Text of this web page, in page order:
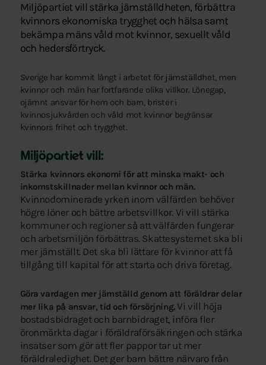
Miljöpartiet vill stärka jämställdheten, förbättra
kvinnors ekonomiska trygghet och hälsa samt
bekämpa mäns våld mot kvinnor, sexuellt våld
och hedersförtryck.
Sverige har kommit långt i arbetet för jämställdhet, men
kvinnor och män har fortfarande olika villkor. Lönegap,
ojämnt ansvar för hem och barn, brister i
kvinnosjukvården och våld mot kvinnor begränsar
kvinnors frihet och trygghet.
Miljöpartiet vill:
Stärka kvinnors ekonomi för att minska makt- och
inkomstskillnader mellan kvinnor och män.
Kvinnodominerade yrken inom välfärden behöver
högre löner och bättre arbetsvillkor. Vi vill stärka
kommuner och regioner så att välfärden fungerar
och arbetsmiljön förbättras. Skattesystemet ska bli
mer jämställt. Det ska bli lättare för kvinnor att få
tillgång till kapital för att starta och driva företag.
Göra vardagen mer jämställd genom att föräldrar delar
mer lika på ansvar, tid och försörjning. Vi vill höja
bostadsbidraget och barnbidraget, införa fler
öronmärkta dagar i föräldraförsäkringen och stärka
insatser som gör att fler pappor tar ut mer
föräldraledighet. Det ger barn bättre närvaro från